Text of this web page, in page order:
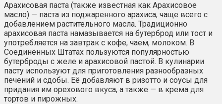
Арахисовая паста (также известная как Арахисовое
масло) — паста из поджаренного арахиса, чаще всего с
добавлением растительного масла. Традиционно
арахисовая паста намазывается на бутерброд или тост и
употребляется на завтрак с кофе, чаем, молоком. В
Соединённых Штатах пользуются популярностью
бутерброды с желе и арахисовой пастой. В кулинарии
пасту используют для приготовления разнообразных
печений и сдобы. Её добавляют в ризотто и соусы для
придания им орехового вкуса, а также — в крема для
тортов и пирожных.